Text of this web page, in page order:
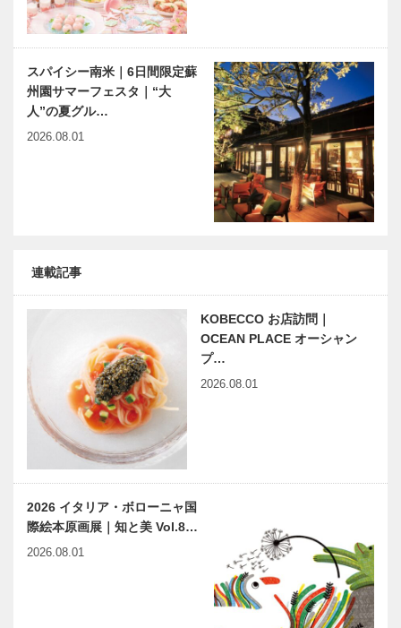
スパイシー南米｜6日間限定蘇
州園サマーフェスタ｜“大
人”の夏グル…
2026.08.01
連載記事
KOBECCO お店訪問｜
OCEAN PLACE オーシャン
プ…
2026.08.01
2026 イタリア・ボローニャ国
際絵本原画展｜知と美 Vol.8…
2026.08.01